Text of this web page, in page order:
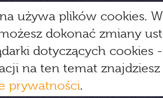
używa plików cookies.
dokonać zmiany
dotyczących cookies
na ten temat
prywatności.